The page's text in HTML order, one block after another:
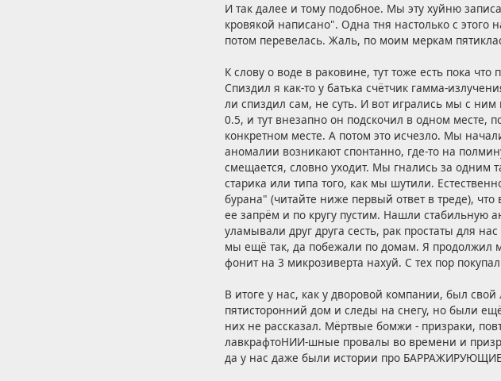
И так далее и тому подобное. Мы эту хуйню
кровякой написано". Одна тня настолько с этого
потом перевелась. Жаль, по моим меркам
К слову о воде в раковине, тут тоже есть пока
Спиздил я как-то у батька счётчик гамма-
ли спиздил сам, не суть. И вот игрались мы с
0.5, и тут внезапно он подскочил в одном месте,
конкретном месте. А потом это исчезло. Мы
аномалии возникают спонтанно, где-то на
смещается, словно уходит. Мы гнались за одним
старика или типа того, как мы шутили.
бурана" (читайте ниже первый ответ в треде),
ее запрём и по кругу пустим. Нашли стабильную
уламывали друг друга сесть, рак простаты для
мы ещё так, да побежали по домам. Я продолжил
фонит на 3 микрозиверта нахуй. С тех пор
В итоге у нас, как у дворовой компании, был
пятисторонний дом и следы на снегу, но были
них не рассказал. Мёртвые бомжи - призраки,
лавкрафтоНИИ-шные провалы во времени и
да у нас даже были истории про